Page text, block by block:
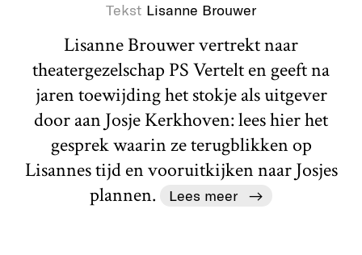
Tekst Lisanne Brouwer
Lisanne Brouwer vertrekt naar
theatergezelschap PS Vertelt en geeft na
jaren toewijding het stokje als uitgever
door aan Josje Kerkhoven: lees hier het
gesprek waarin ze terugblikken op
Lisannes tijd en vooruitkijken naar Josjes
plannen.
Lees meer